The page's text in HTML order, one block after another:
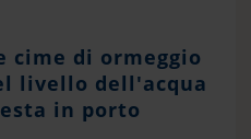
cime di ormeggio
livello dell'acqua
in porto